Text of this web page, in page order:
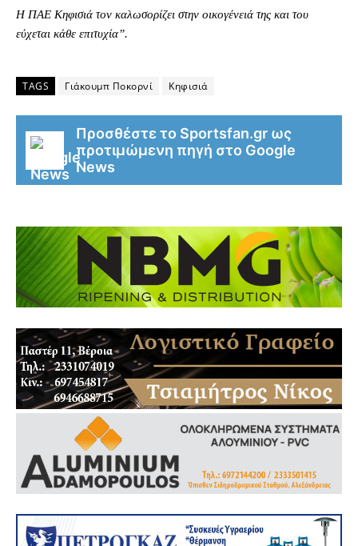
Η ΠΑΕ Κηφισιά τον καλωσορίζει στην οικογένειά της και του
εύχεται κάθε επιτυχία”.
TAGS Γιάκουμπ Ποκορνί Κηφισιά
Προσθέστε το Sportsfan.gr ως
προτιμώμενη πηγή στο Google
News